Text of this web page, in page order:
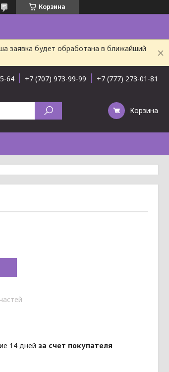
Корзина
заявка будет обработана в ближайший
64 +7 (707) 973-99-99 +7 (777) 273-01-81
Корзина
14 дней за счет покупателя